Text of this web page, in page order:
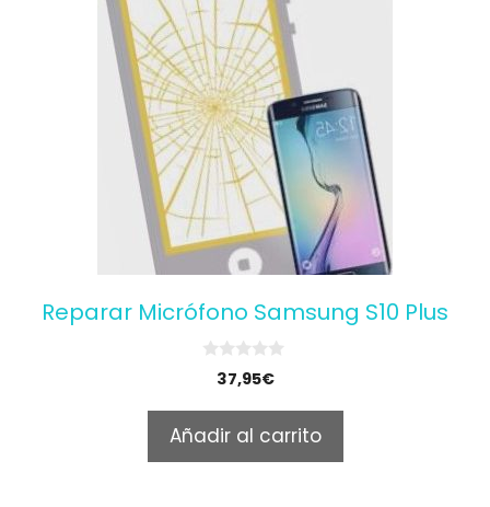
Reparar Micrófono Samsung S10 Plus
o
f
5
37,95€
Añadir al carrito